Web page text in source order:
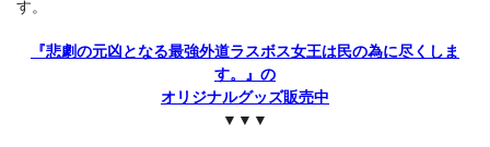
す。
『悲劇の元凶となる最強外道ラスボス女王は民の為に尽くしま
す。』の
オリジナルグッズ販売中
▼▼▼